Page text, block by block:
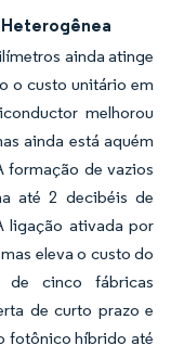
ainda atinge
o custo unitário em
melhorou
ainda está aquém
formação de vazios
até 2 decibéis de
ligação ativada por
eleva o custo do
cinco fábricas
de curto prazo e
fotônico híbrido até